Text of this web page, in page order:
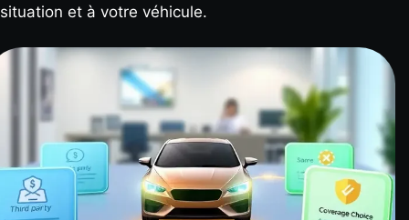
situation et à votre véhicule.